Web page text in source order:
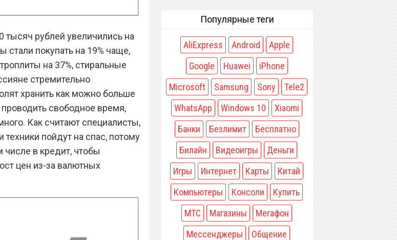
тысяч рублей увеличились на
стали покупать на 19% чаще,
на 37%, стиральные
стремительно
хранить как можно больше
проводить свободное время,
Как считают специалисты,
пойдут на спас, потому
числе в кредит, чтобы
цен из-за валютных
Популярные теги
AliExpress Android
Apple
Google
Huawei
iPhone
Microsoft
Samsung Sony
Tele2
WhatsApp
Windows 10
Xiaomi
Банки
Безлимит
Бесплатно
Билайн
Видеоигры
Деньги
Игры
Интернет Карты
Китай
Компьютеры
Консоли
Купить
МТС
Магазины
Мегафон
Мессенджеры
Общение